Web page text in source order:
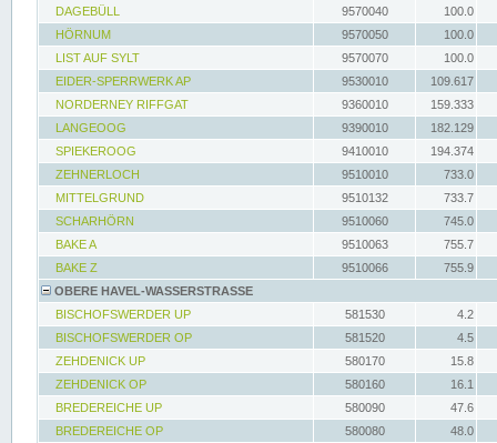
DAGEBÜLL 9570040
100.0
HÖRNUM
9570050
100.0
LIST AUF SYLT
9570070
100.0
EIDER-SPERRWERK AP
9530010
109.617
NORDERNEY RIFFGAT
9360010
159.333
LANGEOOG
9390010
182.129
SPIEKEROOG
9410010
194.374
ZEHNERLOCH
9510010
733.0
MITTELGRUND
9510132
733.7
SCHARHÖRN
9510060
745.0
BAKE A
9510063
755.7
BAKE Z
9510066
755.9
OBERE HAVEL-WASSERSTRASSE
BISCHOFSWERDER UP
581530
4.2
BISCHOFSWERDER OP
581520
4.5
ZEHDENICK UP
580170
15.8
ZEHDENICK OP
580160
16.1
BREDEREICHE UP
580090
47.6
BREDEREICHE OP
580080
48.0